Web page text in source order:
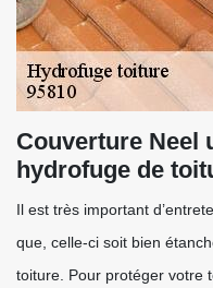
Couverture Neel
hydrofuge de
Il est très important
que, celle-ci soit bien
toiture. Pour protéger votre